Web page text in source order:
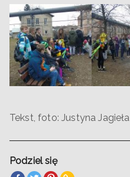
Tekst, foto: Justyna Jagieła
Podziel się